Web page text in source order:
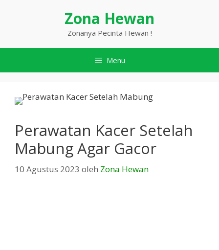
Zona Hewan
Zonanya Pecinta Hewan !
Menu
Perawatan Kacer Setelah
Mabung Agar Gacor
10 Agustus 2023 oleh Zona Hewan